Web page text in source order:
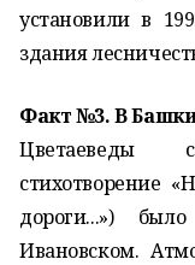
установили в
здания
Факт №3. В
Цветаеведы
стихотворение
дороги...»)
Ивановском.